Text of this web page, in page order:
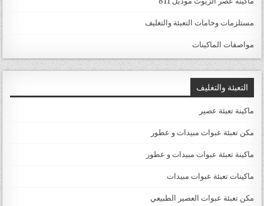
مستلزمات وخامات التعبئة والتغليف
مواصفات الماكينات
التعبئة والتغليف
ماكينة تعبئة عصير
مكن تعبئة عبوات مبيدات و عطور
ماكينة تعبئة عبوات مبيدات و عطور
ماكينات تعبئة عبوات مبيدات
مكن تعبئة عبوات العصير الطبيعي